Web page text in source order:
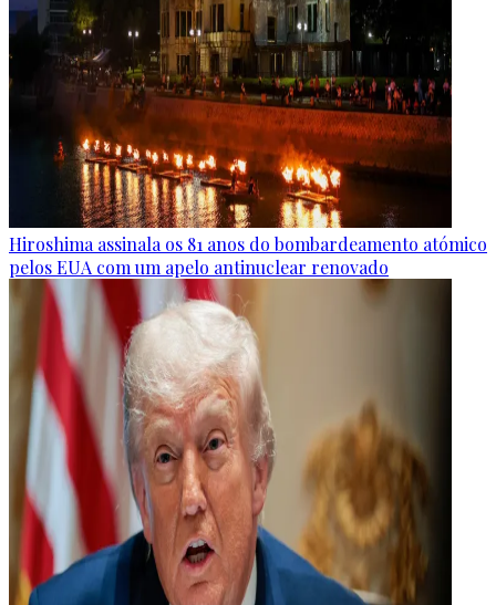
Hiroshima assinala os 81 anos do bombardeamento atómico
pelos EUA com um apelo antinuclear renovado